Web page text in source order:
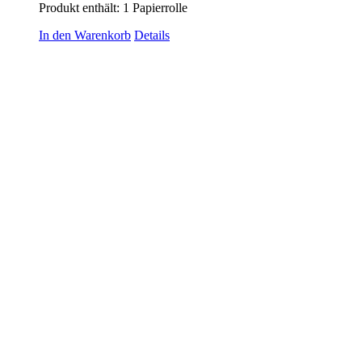
Produkt enthält: 1 Papierrolle
In den Warenkorb Details